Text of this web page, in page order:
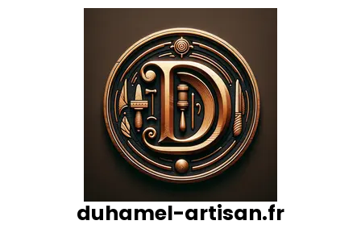
duhamel-artisan.fr